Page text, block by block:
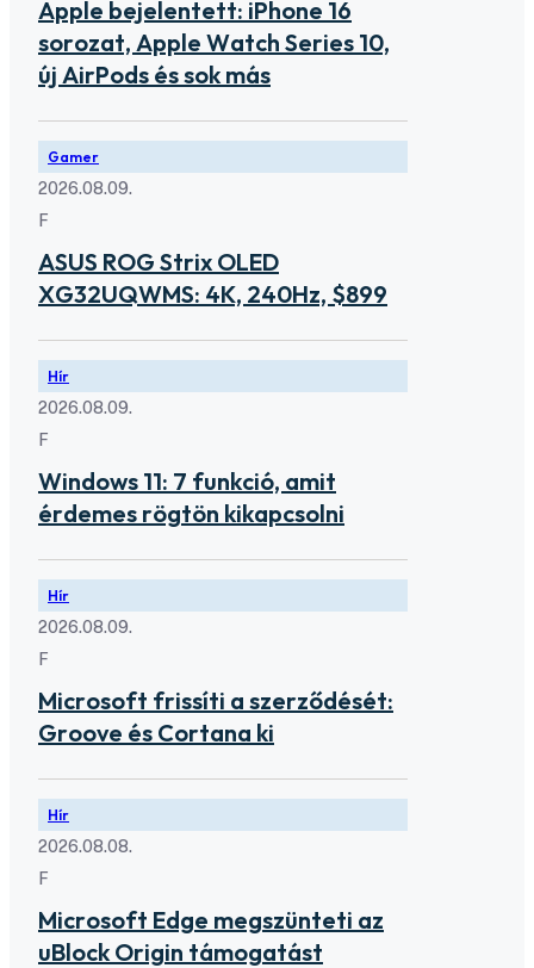
Apple bejelentett: iPhone 16
sorozat, Apple Watch Series 10,
új AirPods és sok más
Gamer
2026.08.09.
F
ASUS ROG Strix OLED
XG32UQWMS: 4K, 240Hz, $899
Hír
2026.08.09.
F
Windows 11: 7 funkció, amit
érdemes rögtön kikapcsolni
Hír
2026.08.09.
F
Microsoft frissíti a szerződését:
Groove és Cortana ki
Hír
2026.08.08.
F
Microsoft Edge megszünteti az
uBlock Origin támogatást